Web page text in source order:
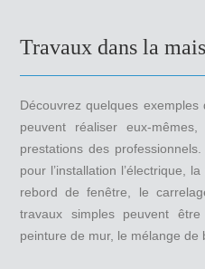
Travaux dans la
Découvrez quelques
peuvent réaliser eux-
prestations des
pour l’installation l’électrique,
rebord de fenêtre, le
travaux simples peuvent
peinture de mur, le mélange de